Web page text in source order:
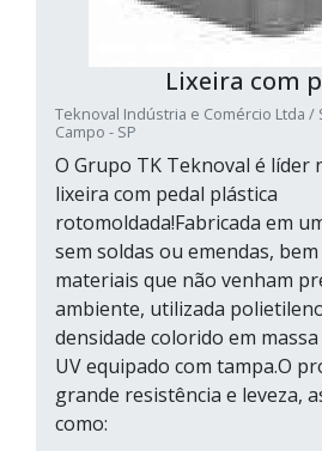
Lixeira com
Teknoval Indústria e Comércio Ltda /
Campo - SP
O Grupo TK Teknoval é líder
lixeira com pedal plástica
rotomoldada!Fabricada em
sem soldas ou emendas,
materiais que não venham
ambiente, utilizada
densidade colorido em
UV equipado com tampa.O
grande resistência e leveza,
como: